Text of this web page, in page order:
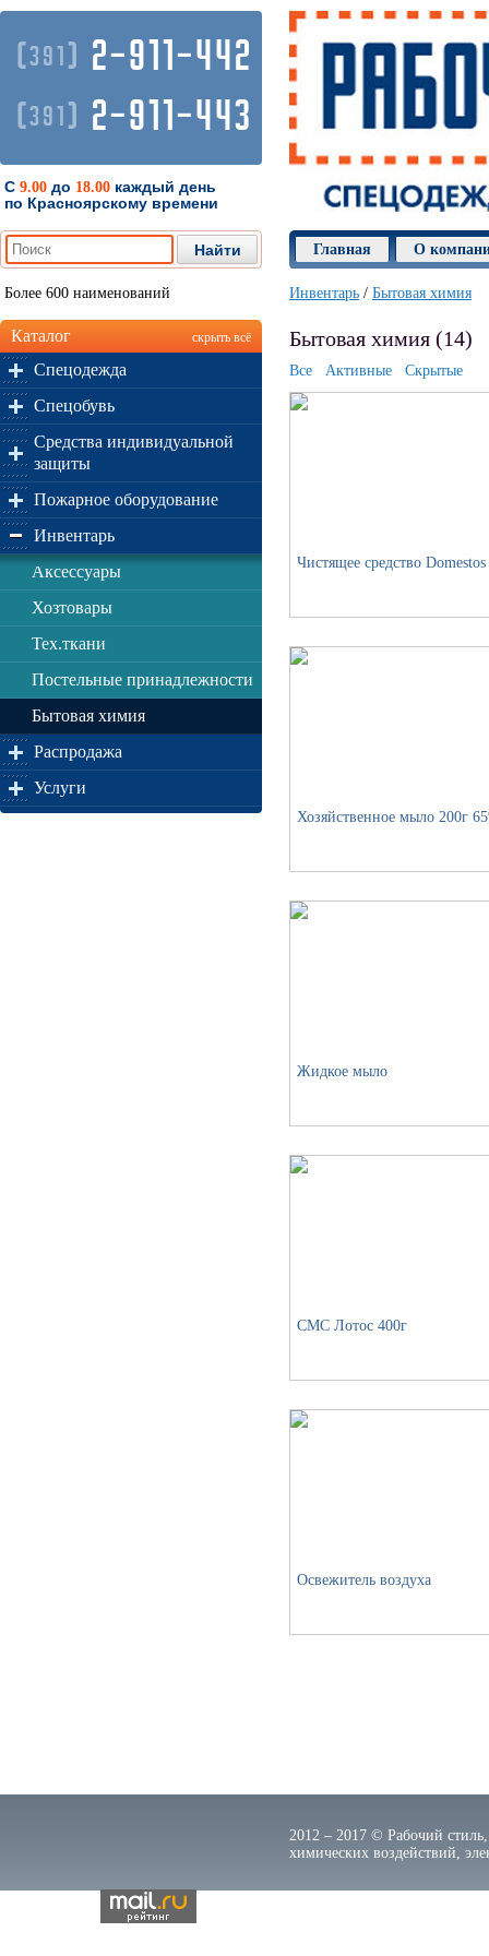
(391) 2-911-442
(391) 2-911-443
С 9.00 до 18.00 каждый день
по Красноярскому времени
Главная О
Более 600 наименований
Каталог скрыть всё
Спецодежда
Спецобувь
Средства индивидуальной
защиты
Пожарное оборудование
Инвентарь
Аксессуары
Хозтовары
Тех.ткани
Постельные принадлежности
Бытовая химия
Распродажа
Услуги
Инвентарь / Бытовая химия
Бытовая химия (14)
Все Активные Скрытые
Чистящее средство Domestos
Хозяйственное мыло 200г
Жидкое мыло
СМС Лотос 400г
Освежитель воздуха
2012 – 2017 © Рабочий
химических воздействий,